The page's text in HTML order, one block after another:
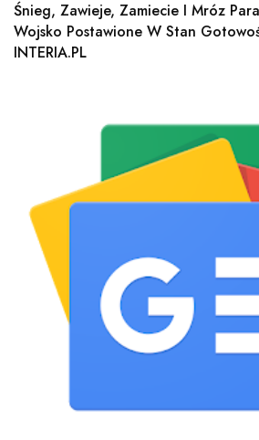
Śnieg, Zawieje, Zamiecie I Mróz
Wojsko Postawione W Stan
INTERIA.PL